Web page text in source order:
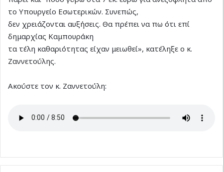
το Υπουργείο Εσωτερικών. Συνεπώς,
δεν χρειάζονται αυξήσεις. Θα πρέπει να πω ότι επί
δημαρχίας Καμπουράκη
τα τέλη καθαριότητας είχαν μειωθεί», κατέληξε ο κ.
Ζαννετούλης.
Ακούστε τον κ. Ζαννετούλη: